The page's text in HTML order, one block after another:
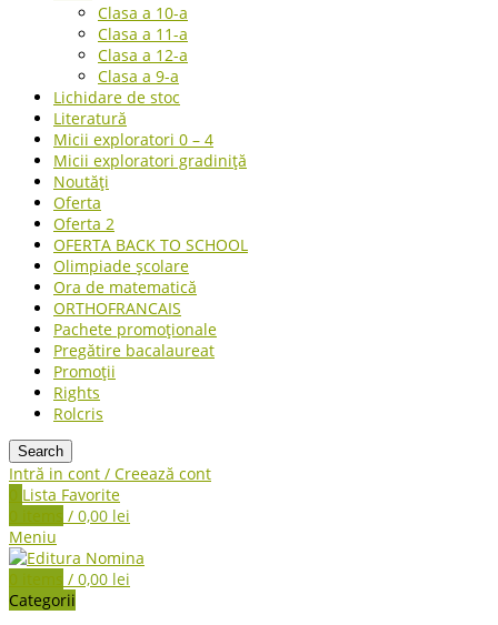
Clasa a 10-a
Clasa a 11-a
Clasa a 12-a
Clasa a 9-a
Lichidare de stoc
Literatură
Micii exploratori 0 – 4
Micii exploratori gradiniță
Noutăți
Oferta
Oferta 2
OFERTA BACK TO SCHOOL
Olimpiade școlare
Ora de matematică
ORTHOFRANCAIS
Pachete promoționale
Pregătire bacalaureat
Promoții
Rights
Rolcris
Search
Intră in cont / Creează cont
0 Lista Favorite
0 items / 0,00 lei
Meniu
0 items / 0,00 lei
Categorii